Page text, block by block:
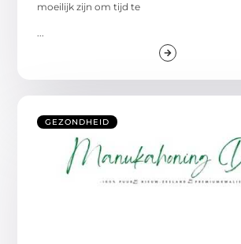
moeilijk zijn om tijd te
GEZONDHEID